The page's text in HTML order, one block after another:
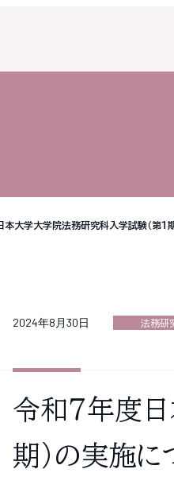
本大学大学院法務研究科入学試験（第１
2024年8月30日 法務研
令和７年度
期）の実施に